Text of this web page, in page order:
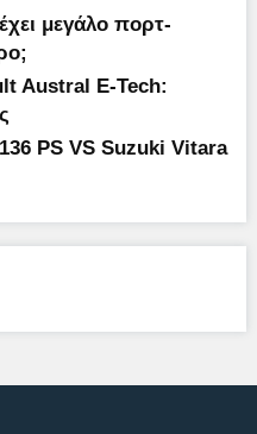
μεγάλο πορτ-
Austral E-Tech:
PS VS Suzuki Vitara